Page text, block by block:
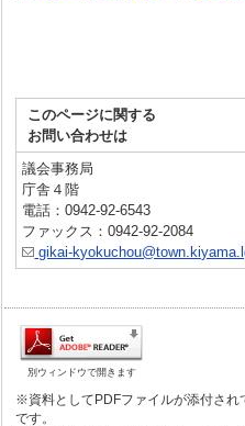
このページに関する
お問い合わせは
議会事務局
庁舎４階
電話：0942-92-6543
ファックス：0942-92-2084
gikai-
別ウィンドウで開きます
※資料としてPDFファイルが添付され
です。